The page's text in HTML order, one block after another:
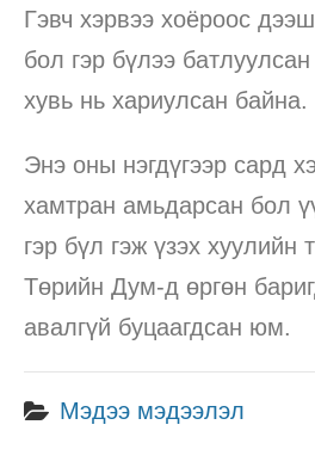
Гэвч хэрвээ хоёроос
бол гэр бүлээ
хувь нь хариулсан байна.
Энэ оны нэгдүгээр сард
хамтран амьдарсан бол
гэр бүл гэж үзэх
Төрийн Дум-д өргөн
авалгүй буцаагдсан юм.
Мэдээ мэдээлэл